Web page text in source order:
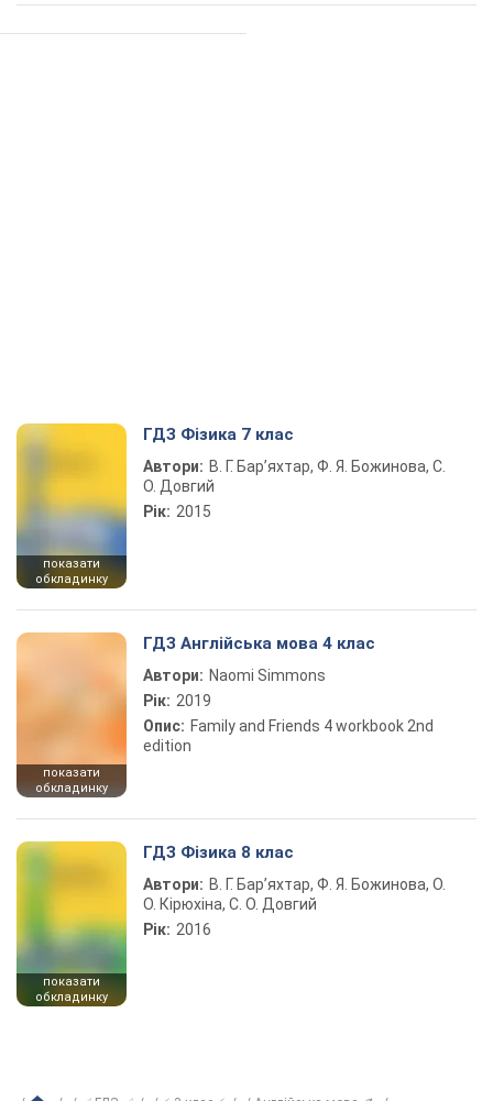
показати
обкладинку
ГДЗ Фізика 7 клас
Автори: В. Г. Бар’яхтар, Ф. Я. Божинова, С.
О. Довгий
Рік: 2015
показати
обкладинку
ГДЗ Англійська мова 4 клас
Автори: Naomi Simmons
Рік: 2019
Опис: Family and Friends 4 workbook 2nd
edition
показати
обкладинку
ГДЗ Фізика 8 клас
Автори: В. Г. Бар’яхтар, Ф. Я. Божинова, О.
О. Кірюхіна, С. О. Довгий
Рік: 2016